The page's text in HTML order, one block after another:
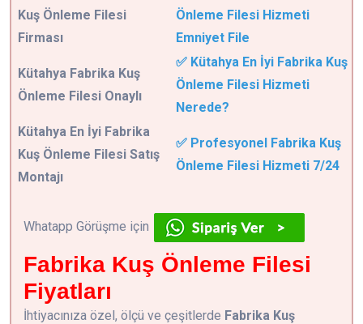
Kuş Önleme Filesi
Firması
Önleme Filesi Hizmeti
Emniyet File
Kütahya Fabrika Kuş
Önleme Filesi Onaylı
✅ Kütahya En İyi Fabrika Kuş
Önleme Filesi Hizmeti
Nerede?
Kütahya En İyi Fabrika
Kuş Önleme Filesi Satış
Montajı
✅ Profesyonel Fabrika Kuş
Önleme Filesi Hizmeti 7/24
Whatapp Görüşme için
Fabrika Kuş Önleme Filesi
Fiyatları
İhtiyacınıza özel, ölçü ve çeşitlerde Fabrika Kuş